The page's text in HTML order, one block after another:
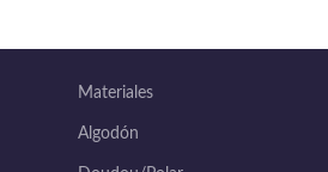
Materiales
Algodón